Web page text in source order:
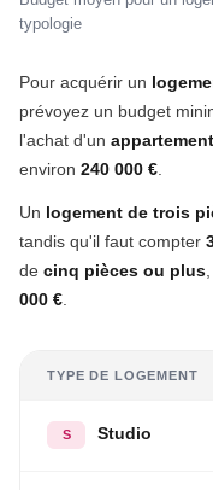
typologie
Pour acquérir un
prévoyez un budget
l'achat d'un
environ 240 000 €
Un logement de trois
tandis qu'il faut compter
de cinq pièces ou plus
000 €
TYPE DE LOGEMENT
S Studio